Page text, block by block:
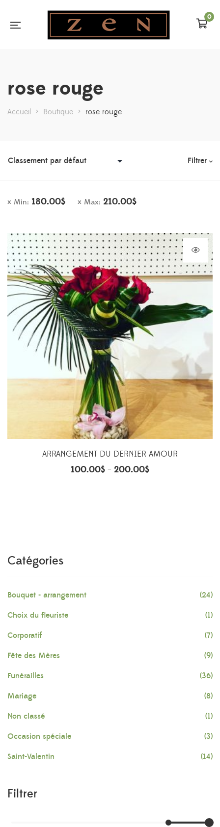
0
rose rouge
Accueil > Boutique > rose rouge
Filtrer
Min: 180.00$ Max: 210.00$
ARRANGEMENT DU DERNIER AMOUR
100.00$ – 200.00$
Catégories
Bouquet - arrangement (24)
Choix du fleuriste (1)
Corporatif (7)
Fête des Mères (9)
Funérailles (36)
Mariage (8)
Non classé (1)
Occasion spéciale (3)
Saint-Valentin (14)
Filtrer